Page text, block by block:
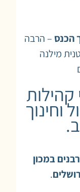
הכנס – הרבה
מילנה
וחינוך
במכון
.